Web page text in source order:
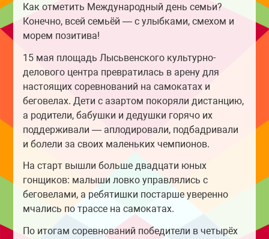
Как отметить Международный день семьи?
Конечно, всей семьёй — с улыбками, смехом и
морем позитива!
15 мая площадь Лысьвенского культурно-
делового центра превратилась в арену для
настоящих соревнований на самокатах и
беговелах. Дети с азартом покоряли дистанцию,
а родители, бабушки и дедушки горячо их
поддерживали — аплодировали, подбадривали
и болели за своих маленьких чемпионов.
На старт вышли больше двадцати юных
гонщиков: малыши ловко управлялись с
беговелами, а ребятишки постарше уверенно
мчались по трассе на самокатах.
По итогам соревнований победители в четырёх